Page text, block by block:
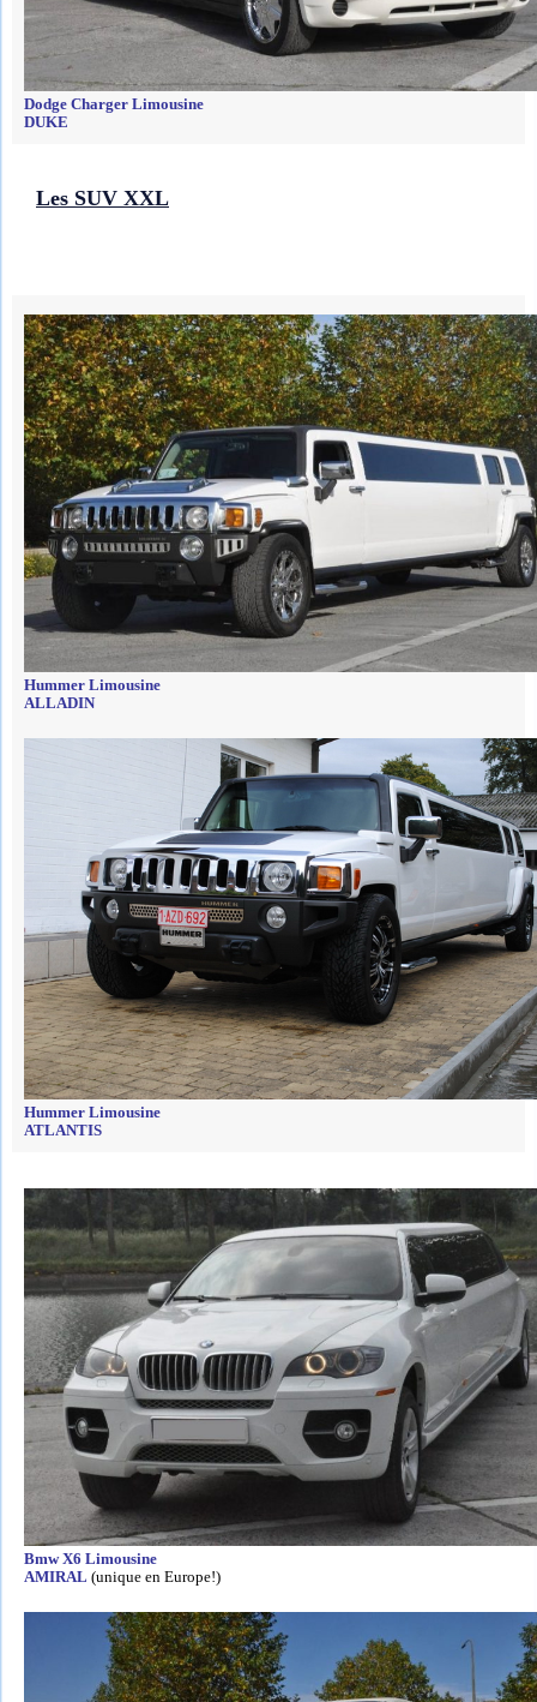
Dodge Charger Limousine
DUKE
Les SUV XXL
Hummer Limousine
ALLADIN
Hummer Limousine
ATLANTIS
Bmw X6 Limousine
AMIRAL (unique en Europe!)